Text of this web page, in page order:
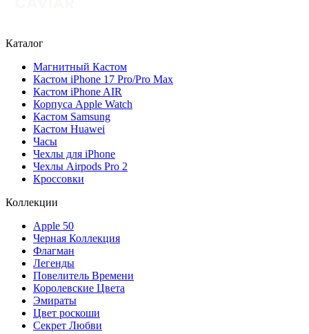
Каталог
Магнитный Кастом
Кастом iPhone 17 Pro/Pro Max
Кастом iPhone AIR
Корпуса Apple Watch
Кастом Samsung
Кастом Huawei
Часы
Чехлы для iPhone
Чехлы Airpods Pro 2
Кроссовки
Коллекции
Apple 50
Черная Коллекция
Флагман
Легенды
Повелитель Времени
Королевские Цвета
Эмираты
Цвет роскоши
Секрет Любви